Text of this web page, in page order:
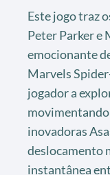
Este jogo traz
Peter Parker e
emocionante
Marvels
jogador a
inovadoras
deslocamento
instantânea